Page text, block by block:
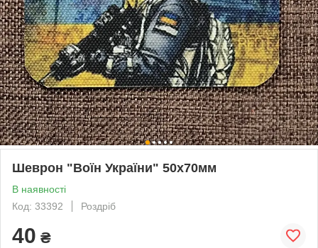
Шеврон "Воїн України" 50х70мм
В наявності
Код: 33392
Роздріб
40 ₴